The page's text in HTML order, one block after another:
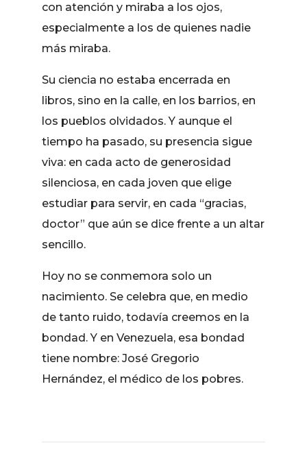
con atención y miraba a los ojos,
especialmente a los de quienes nadie
más miraba.
Su ciencia no estaba encerrada en
libros, sino en la calle, en los barrios, en
los pueblos olvidados. Y aunque el
tiempo ha pasado, su presencia sigue
viva: en cada acto de generosidad
silenciosa, en cada joven que elige
estudiar para servir, en cada “gracias,
doctor” que aún se dice frente a un altar
sencillo.
Hoy no se conmemora solo un
nacimiento. Se celebra que, en medio
de tanto ruido, todavía creemos en la
bondad. Y en Venezuela, esa bondad
tiene nombre: José Gregorio
Hernández, el médico de los pobres.